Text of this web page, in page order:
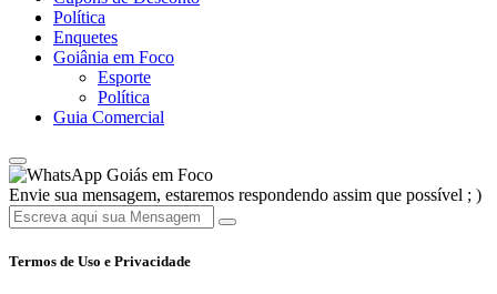
Política
Enquetes
Goiânia em Foco
Esporte
Política
Guia Comercial
Goiás em Foco
Envie sua mensagem, estaremos respondendo assim que possível ; )
Termos de Uso e Privacidade